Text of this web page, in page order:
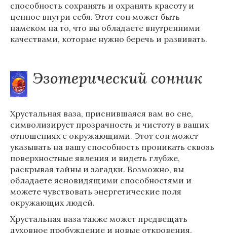
способность сохранять и охранять красоту и
ценное внутри себя. Этот сон может быть
намеком на то, что вы обладаете внутренними
качествами, которые нужно беречь и развивать.
Эзотерический сонник
Хрустальная ваза, приснившаяся вам во сне,
символизирует прозрачность и чистоту в ваших
отношениях с окружающими. Этот сон может
указывать на вашу способность проникать сквозь
поверхностные явления и видеть глубже,
раскрывая тайны и загадки. Возможно, вы
обладаете ясновидящими способностями и
можете чувствовать энергетические поля
окружающих людей.
Хрустальная ваза также может предвещать
духовное пробуждение и новые откровения,